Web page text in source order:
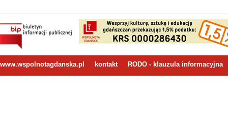
www.wspolnotagdanska.pl kontakt RODO - klauzula informacyjna